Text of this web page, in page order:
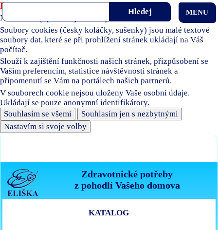
Používáme soubory cookies
Naše stránky používají soubory cookies.
Soubory cookies (česky koláčky, sušenky) jsou malé textové
soubory dat, které se při prohlížení stránek ukládají na Váš
počítač.
Slouží k zajištění funkčnosti našich stránek, přizpůsobení se
Vašim preferencím, statistice návštěvnosti stránek a
připomenutí se Vám na portálech našich partnerů.
V souborech cookie nejsou uloženy Vaše osobní údaje.
Ukládají se pouze anonymní identifikátory.
Souhlasím se všemi
Souhlasím jen s nezbytnými
Nastavím si svoje volby
Zdravotnické potřeby
z pohodlí Vašeho domova
MENU
KATALOG